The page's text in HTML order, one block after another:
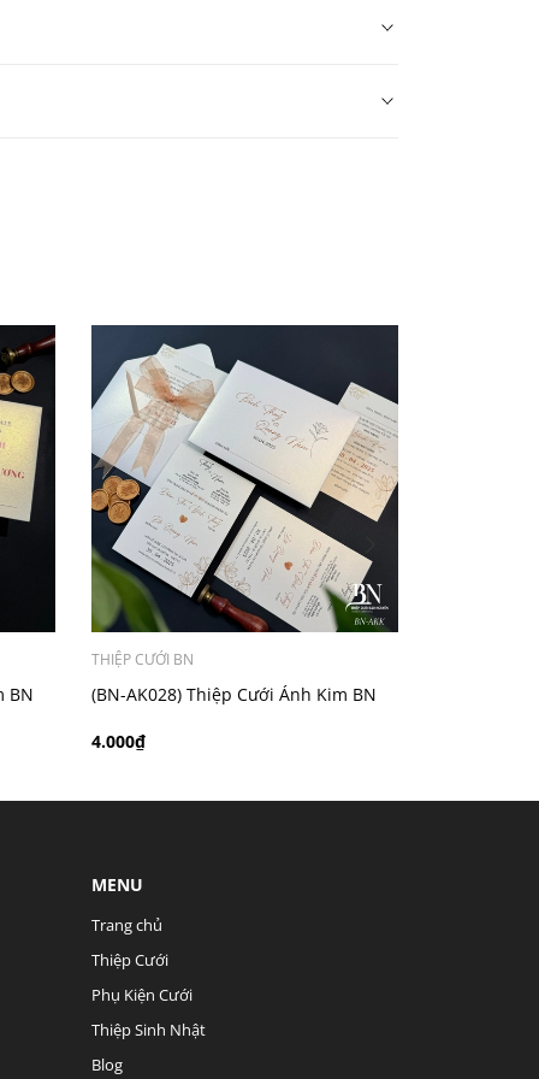
1 thiệp tuỳ chất liệu.
BN
THIỆP CƯỚI BN
(BN-AK028) Thiệp Cưới Ánh Kim BN
4.000₫
MENU
Trang chủ
Thiệp Cưới
Phụ Kiện Cưới
Thiệp Sinh Nhật
Blog